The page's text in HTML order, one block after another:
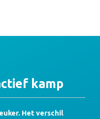
kamp
Het verschil